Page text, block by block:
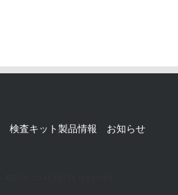
検査キット製品情報
お知らせ